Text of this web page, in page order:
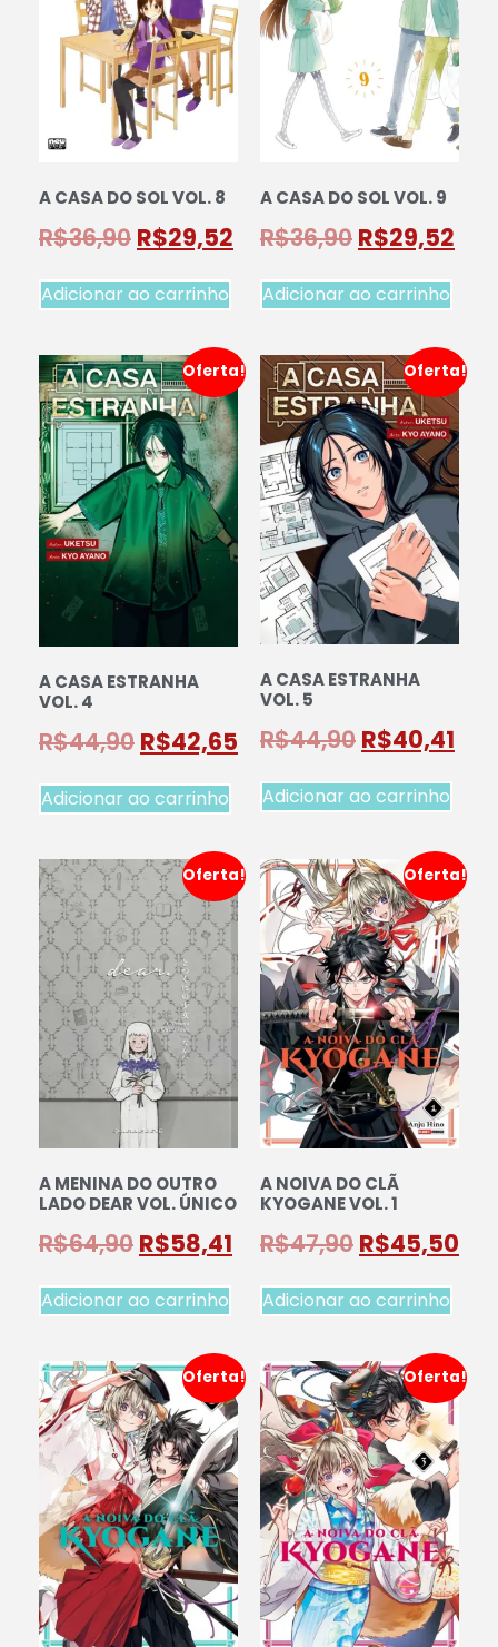
A CASA DO SOL VOL. 8
R$36,90 R$29,52
Adicionar ao carrinho
A CASA DO SOL VOL. 9
R$36,90 R$29,52
Adicionar ao carrinho
Oferta!
A CASA ESTRANHA
VOL. 4
R$44,90 R$42,65
Adicionar ao carrinho
Oferta!
A CASA ESTRANHA
VOL. 5
R$44,90 R$40,41
Adicionar ao carrinho
Oferta!
A MENINA DO OUTRO
LADO DEAR VOL. ÚNICO
R$64,90 R$58,41
Adicionar ao carrinho
Oferta!
A NOIVA DO CLÃ
KYOGANE VOL. 1
R$47,90 R$45,50
Adicionar ao carrinho
Oferta! Oferta!